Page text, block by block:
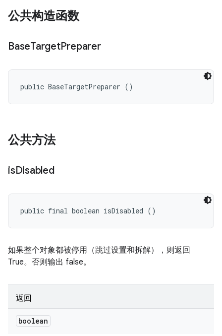
公共构造函数
BaseTargetPreparer
public BaseTargetPreparer ()
公共方法
isDisabled
public final boolean isDisabled ()
如果整个对象都被停用（跳过设置和拆解），则返回
True。否则输出 false。
返回
boolean